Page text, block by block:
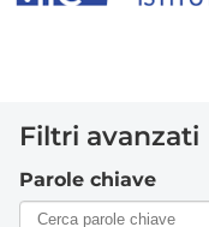
Filtri avanzati
Parole chiave